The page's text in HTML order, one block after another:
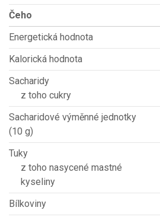
Čeho
Energetická hodnota
Kalorická hodnota
Sacharidy
z toho cukry
Sacharidové výměnné jednotky
(10 g)
Tuky
z toho nasycené mastné
kyseliny
Bílkoviny